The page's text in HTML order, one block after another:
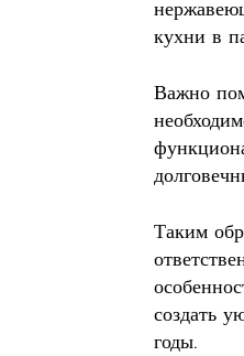
кухни в
Важно
Таким
создать
годы.